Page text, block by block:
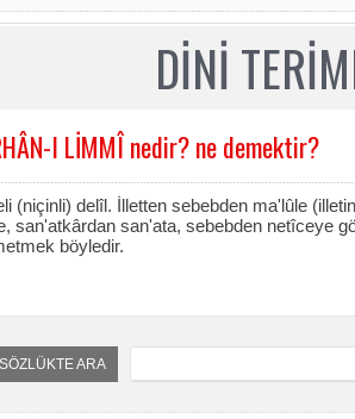
DİNİ
I LİMMÎ nedir? ne demektir?
(niçinli) delîl. İlletten sebebden ma'lûle
san'atkârdan san'ata, sebebden netîceye
böyledir.
SÖZLÜKTE ARA